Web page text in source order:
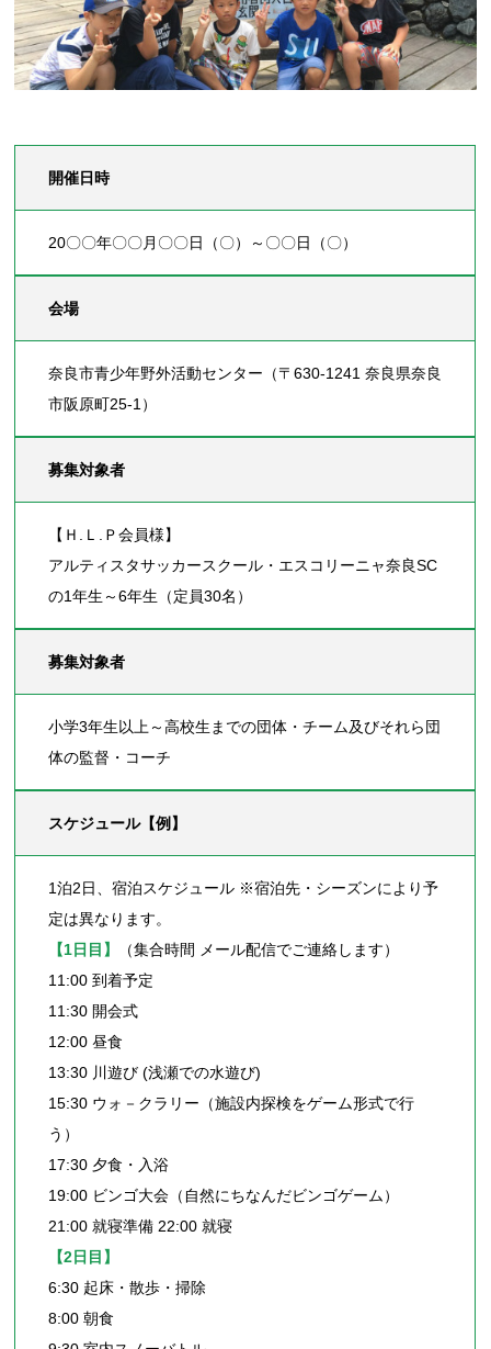
開催日時
20〇〇年〇〇月〇〇日（〇）～〇〇日（〇）
会場
奈良市青少年野外活動センター（〒630-1241 奈良県奈良
市阪原町25-1）
募集対象者
【Ｈ.Ｌ.Ｐ会員様】
アルティスタサッカースクール・エスコリーニャ奈良SC
の1年生～6年生（定員30名）
募集対象者
小学3年生以上～高校生までの団体・チーム及びそれら団
体の監督・コーチ
スケジュール【例】
1泊2日、宿泊スケジュール ※宿泊先・シーズンにより予
定は異なります。
【1日目】
（集合時間 メール配信でご連絡します）
11:00 到着予定
11:30 開会式
12:00 昼食
13:30 川遊び (浅瀬での水遊び)
15:30 ウォ－クラリー（施設内探検をゲーム形式で行
う）
17:30 夕食・入浴
19:00 ビンゴ大会（自然にちなんだビンゴゲーム）
21:00 就寝準備 22:00 就寝
【2日目】
6:30 起床・散歩・掃除
8:00 朝食